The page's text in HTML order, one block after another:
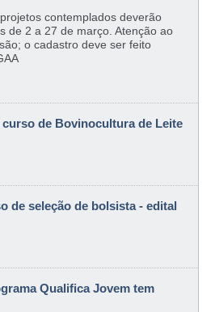
contemplados deverão
de 2 a 27 de março. Atenção ao
o cadastro deve ser feito
de Bovinocultura de Leite
de seleção de bolsista - edital
Qualifica Jovem tem